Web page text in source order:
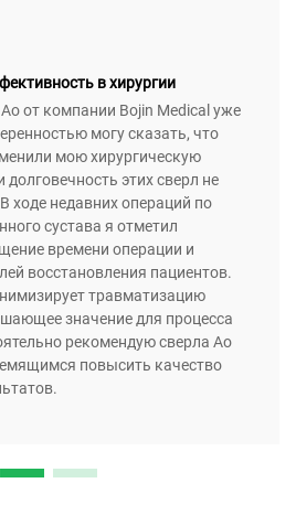
в хирургии
от компании Bojin Medical уже
могу сказать, что
мою хирургическую
долговечность этих сверл не
ходе недавних операций по
сустава я отметил
времени операции и
восстановления пациентов.
травматизацию
значение для процесса
рекомендую сверла Ao
повысить качество